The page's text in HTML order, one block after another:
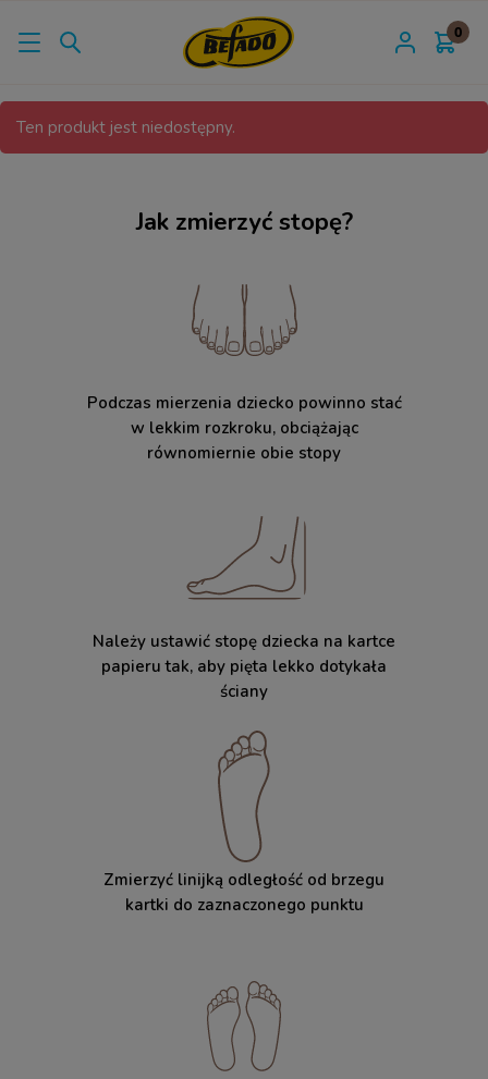
Ten produkt jest niedostępny.
Jak zmierzyć stopę?
Podczas mierzenia dziecko powinno stać
w lekkim rozkroku, obciążając
równomiernie obie stopy
Należy ustawić stopę dziecka na kartce
papieru tak, aby pięta lekko dotykała
ściany
Zmierzyć linijką odległość od brzegu
kartki do zaznaczonego punktu